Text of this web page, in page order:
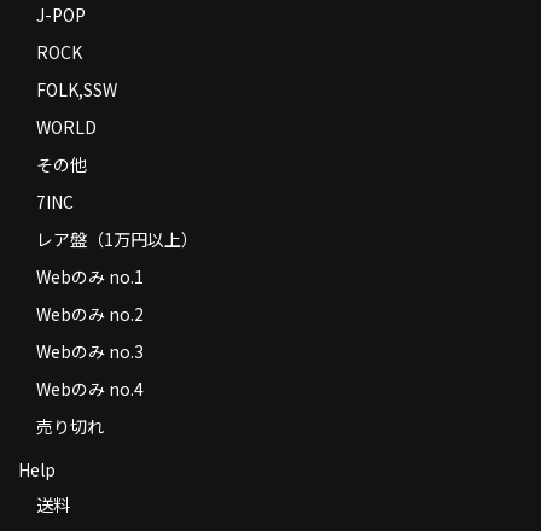
J-POP
ROCK
FOLK,SSW
WORLD
その他
7INC
レア盤（1万円以上）
Webのみ no.1
Webのみ no.2
Webのみ no.3
Webのみ no.4
売り切れ
Help
送料